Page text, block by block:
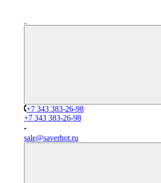
+7 343 383-26-98
+7 343 383-26-98
sale@saverhot.ru